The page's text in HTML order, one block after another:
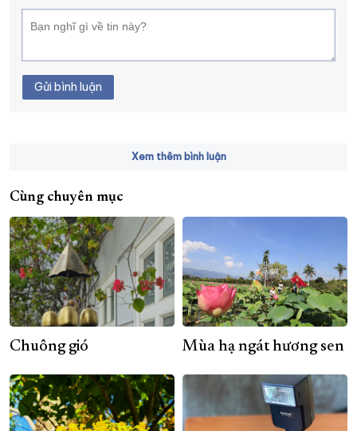
Gửi bình luận
Xem thêm bình luận
Cùng chuyên mục
Chuông gió Mùa hạ ngát hương sen